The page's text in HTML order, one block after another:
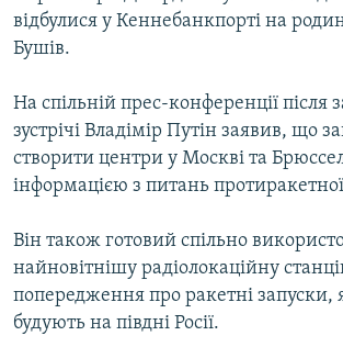
УКР
ДОЛУЧАЙСЯ!
Усі сайти RFE/RL
відбулися у Кеннебанкпорті на
Бушів.
На спільній прес-конференції після
зустрічі Владімір Путін заявив, що
створити центри у Москві та
інформацією з питань
Він також готовий спільно
найновітнішу радіолокаційну
попередження про ракетні запуски,
будують на півдні Росії.